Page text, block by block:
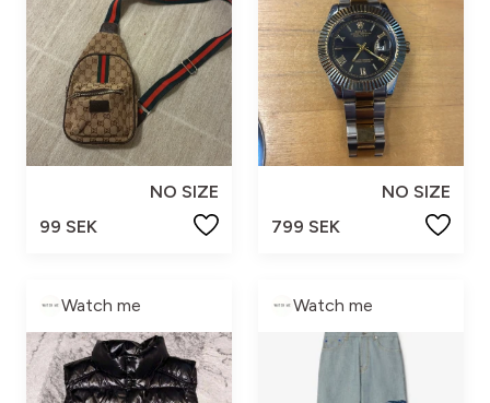
NO SIZE
99 SEK
NO SIZE
799 SEK
Watch me Watch me